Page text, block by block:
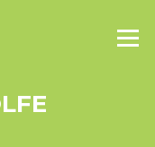
Menu